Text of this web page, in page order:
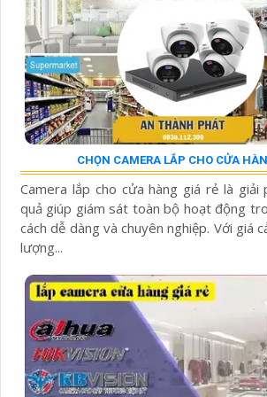
CHỌN CAMERA LẮP CHO CỬA
Camera lắp cho cửa hàng giá rẻ là giải
quả giúp giám sát toàn bộ hoạt động
cách dễ dàng và chuyên nghiệp. Với giá
lượng...